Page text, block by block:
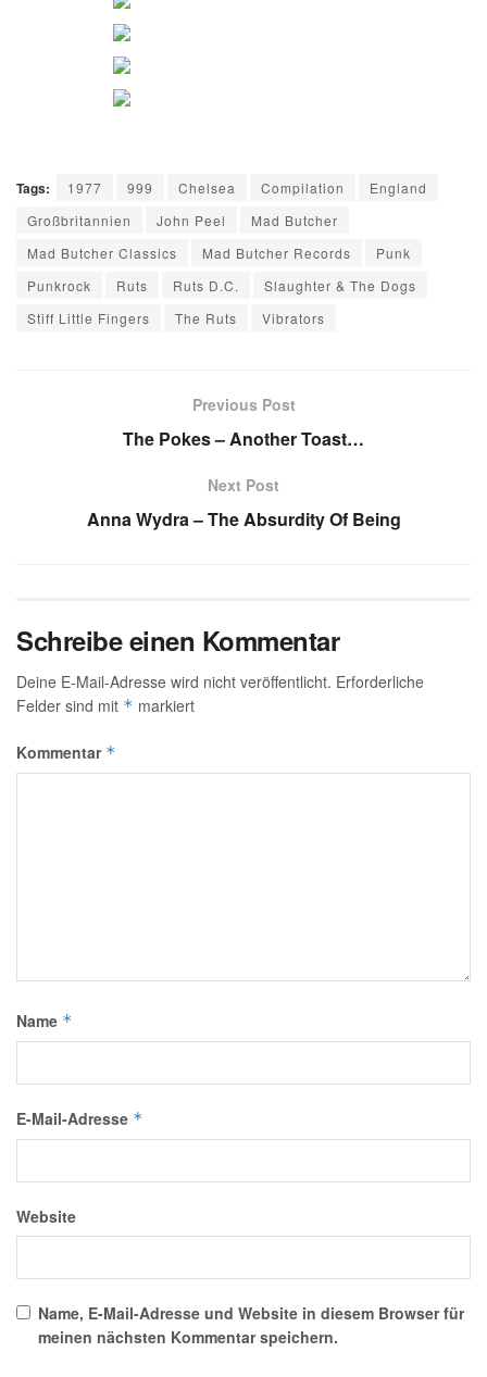
Tags: 1977 999 Chelsea Compilation
England
Großbritannien
John Peel
Mad Butcher
Mad Butcher Classics
Mad Butcher Records
Punk
Punkrock
Ruts Ruts D.C.
Slaughter & The Dogs
Stiff Little Fingers
The Ruts Vibrators
Previous Post
The Pokes – Another Toast…
Next Post
Anna Wydra – The Absurdity Of Being
Schreibe einen Kommentar
Deine E-Mail-Adresse wird nicht veröffentlicht. Erforderliche
Felder sind mit * markiert
Kommentar *
Name *
E-Mail-Adresse *
Website
Name, E-Mail-Adresse und Website in diesem Browser für
meinen nächsten Kommentar speichern.